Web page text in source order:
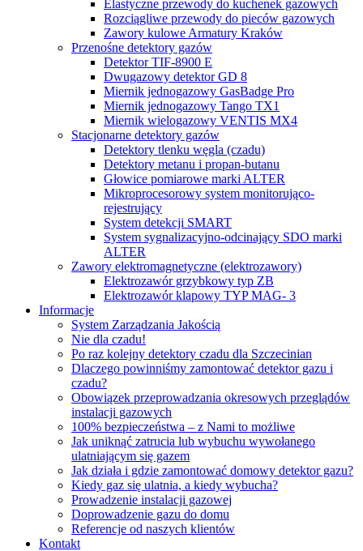
Elastyczne przewody do kuchenek gazowych
Rozciągliwe przewody do pieców gazowych
Zawory kulowe Armatury Kraków
Przenośne detektory gazów
Detektor TIF-8900 E
Dwugazowy detektor GD 8
Miernik jednogazowy GasBadge Pro
Miernik jednogazowy Tango TX1
Miernik wielogazowy VENTIS MX4
Stacjonarne detektory gazów
Detektory tlenku węgla (czadu)
Detektory metanu i propan-butanu
Głowice pomiarowe marki ALTER
Mikroprocesorowy system monitorująco-
rejestrujący
System detekcji SMART
System sygnalizacyjno-odcinający SDO marki
ALTER
Zawory elektromagnetyczne (elektrozawory)
Elektrozawór grzybkowy typ ZB
Elektrozawór klapowy TYP MAG- 3
Informacje
System Zarządzania Jakością
Nie dla czadu!
Po raz kolejny detektory czadu dla Szczecinian
Dlaczego powinniśmy zamontować detektor gazu i
czadu?
Obowiązek przeprowadzania okresowych przeglądów
instalacji gazowych
100% bezpieczeństwa – z Nami to możliwe
Jak uniknąć zatrucia lub wybuchu wywołanego
ulatniającym się gazem
Jak działa i gdzie zamontować domowy detektor gazu?
Kiedy gaz się ulatnia, a kiedy wybucha?
Prowadzenie instalacji gazowej
Doprowadzenie gazu do domu
Referencje od naszych klientów
Kontakt